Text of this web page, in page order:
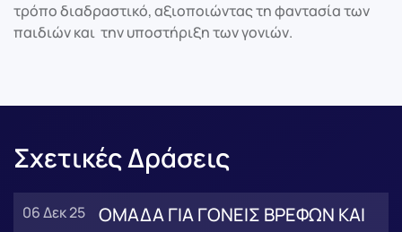
τρόπο διαδραστικό, αξιοποιώντας τη φαντασία των
παιδιών και την υποστήριξη των γονιών.
Σχετικές Δράσεις
06 Δεκ 25
ΟΜΑΔΑ ΓΙΑ ΓΟΝΕΙΣ ΒΡΕΦΩΝ ΚΑΙ